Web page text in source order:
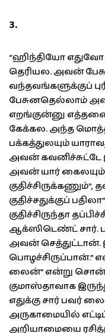
3.
“ஹிந்தியோ எதுவோ
தெரியல. அவன்
வந்தவங்களுக்குப்
பேசுனதெல்லாம்
எறங்குன்னு
கேக்கல. அந்த
பக்கத்துலயும்
அவன் கவனிச்சுட்டே
அவன் யார் கைலயும்
குதிச்சதுக்குப்
குதிச்சிருந்தா
ஆக்ஸிடெண்ட் சார்.
அவன்
பொழச்சிருப்பான்.”
லைன்” என்று
குமாஸ்தாவாக
எதுக்கு சார் பவர்
அருகாமையில்
அறியாமையை